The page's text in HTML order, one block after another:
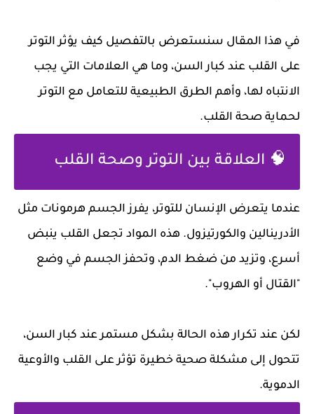
في هذا المقال سنستعرض بالتفصيل كيف يؤثر التوتر
على القلب عند كبار السن، وما هي العلامات التي يجب
الانتباه لها، وأهم الطرق الطبيعية للتعامل مع التوتر
لحماية صحة القلب.
🧠 العلاقة بين التوتر وصحة القلب
عندما يتعرض الإنسان للتوتر، يفرز الجسم هرمونات مثل
الأدرينالين والكورتيزول. هذه المواد تجعل القلب ينبض
أسرع، وتزيد من ضغط الدم، وتحفز الجسم في وضع
"القتال أو الهروب".
لكن عند تكرار هذه الحالة بشكل مستمر عند كبار السن،
تتحول إلى مشكلة صحية خطيرة تؤثر على القلب والأوعية
الدموية.